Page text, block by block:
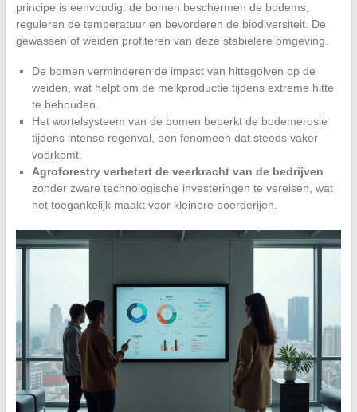
principe is eenvoudig: de bomen beschermen de bodems,
reguleren de temperatuur en bevorderen de biodiversiteit. De
gewassen of weiden profiteren van deze stabielere omgeving.
De bomen verminderen de impact van hittegolven op de
weiden, wat helpt om de melkproductie tijdens extreme hitte
te behouden.
Het wortelsysteem van de bomen beperkt de bodemerosie
tijdens intense regenval, een fenomeen dat steeds vaker
voorkomt.
Agroforestry verbetert de veerkracht van de bedrijven
zonder zware technologische investeringen te vereisen, wat
het toegankelijk maakt voor kleinere boerderijen.